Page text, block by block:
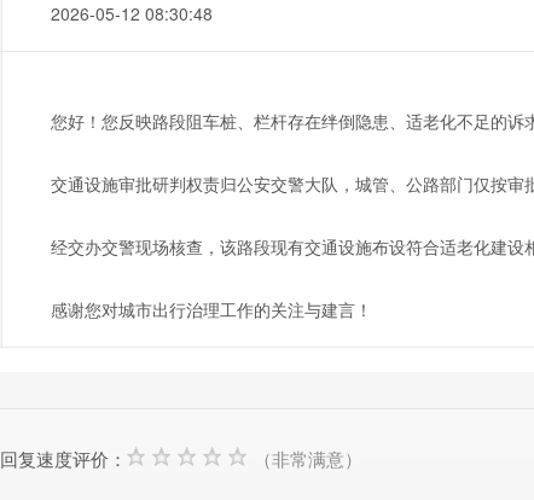
2026-05-12 08:30:48
您好！您反映路段阻车桩、栏杆存在绊倒隐患、适老化不足的诉
交通设施审批研判权责归公安交警大队，城管、公路部门仅按审
经交办交警现场核查，该路段现有交通设施布设符合适老化建设
感谢您对城市出行治理工作的关注与建言！
回复速度评价： （非常满意）